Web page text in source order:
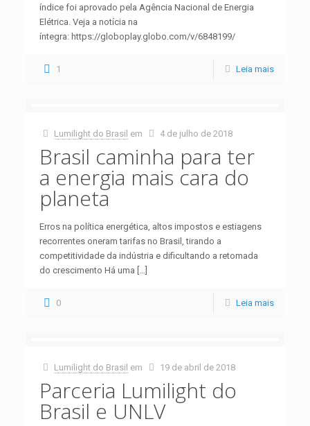
índice foi aprovado pela Agência Nacional de Energia
Elétrica. Veja a notícia na
íntegra: https://globoplay.globo.com/v/6848199/
1 Leia mais
Lumilight do Brasil em 4 de julho de 2018
Brasil caminha para ter
a energia mais cara do
planeta
Erros na política energética, altos impostos e estiagens
recorrentes oneram tarifas no Brasil, tirando a
competitividade da indústria e dificultando a retomada
do crescimento Há uma […]
0 Leia mais
Lumilight do Brasil em 19 de abril de 2018
Parceria Lumilight do
Brasil e UNLV